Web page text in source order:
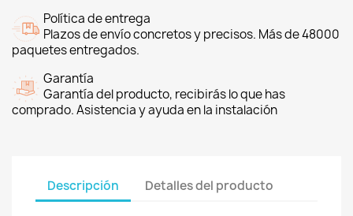
Política de entrega
Plazos de envío concretos y precisos. Más de 48000
paquetes entregados.
Garantía
Garantía del producto, recibirás lo que has
comprado. Asistencia y ayuda en la instalación
Descripción Detalles del producto